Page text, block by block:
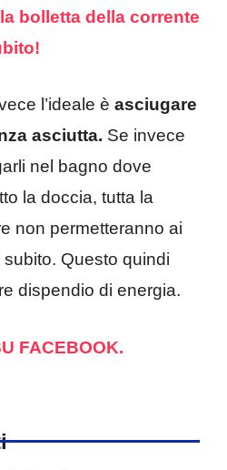
bolletta della corrente
l’ideale è asciugare
asciutta. Se invece
nel bagno dove
la doccia, tutta la
non permetteranno ai
Questo quindi
dispendio di energia.
FACEBOOK.